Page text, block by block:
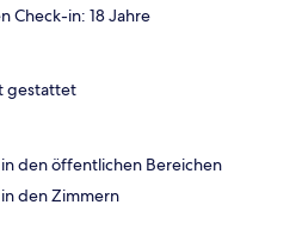
Check-in: 18 Jahre
gestattet
den öffentlichen Bereichen
den Zimmern